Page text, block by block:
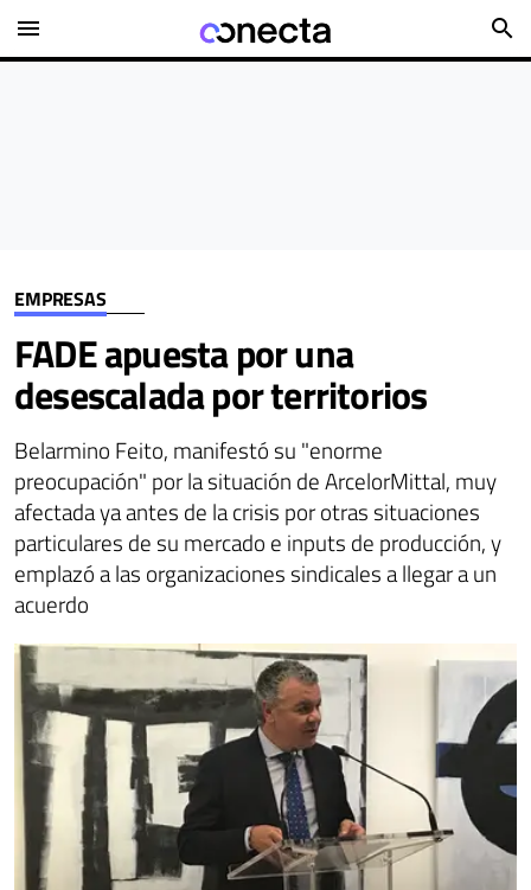
menu search
EMPRESAS
FADE apuesta por una
desescalada por territorios
Belarmino Feito, manifestó su "enorme
preocupación" por la situación de ArcelorMittal, muy
afectada ya antes de la crisis por otras situaciones
particulares de su mercado e inputs de producción, y
emplazó a las organizaciones sindicales a llegar a un
acuerdo